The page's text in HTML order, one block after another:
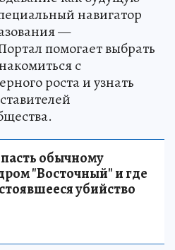
навигатор
—
помогает выбрать
с
роста и узнать
обычному
"Восточный" и где
убийство